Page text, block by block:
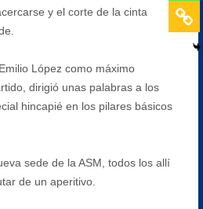
y el corte de la cinta
López como máximo
dirigió unas palabras a los
hincapié en los pilares básicos
sede de la ASM, todos los allí
de un aperitivo.